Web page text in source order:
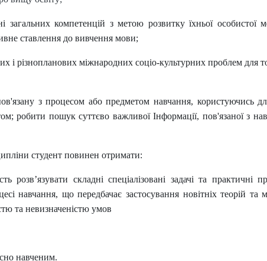
компетенцій з метою розвитку їхньої особистої
ставлення до вивчення мови;
і різнопланових міжнародних соціо-культурних проблем
з процесом або предметом навчання, користуючись
робити пошук суттєво важливої Інформації, пов'язаної з
студент повинен отримати:
розв’язувати складні спеціалізовані задачі та
навчання, що передбачає застосування новітніх теорій та
та невизначеністю умов
навченим.